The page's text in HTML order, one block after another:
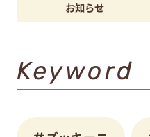
お知らせ
Keyword